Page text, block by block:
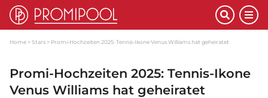
Home Stars Promi-Hochzeiten 2025: Tennis-Ikone Venus Williams hat geheiratet
Promi-Hochzeiten 2025: Tennis-Ikone
Venus Williams hat geheiratet